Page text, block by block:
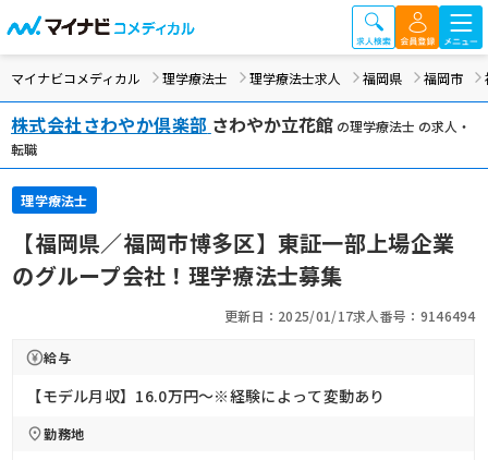
マイナビコメディカル 理学療法士 理学療法士求人 福岡県 福岡市
株式会社さわやか倶楽部 さわやか立花館の理学療法士 の求人・
転職
理学療法士
【福岡県／福岡市博多区】東証一部上場企業
のグループ会社！理学療法士募集
更新日：2025/01/17求人番号：9146494
給与
【モデル月収】16.0万円〜※経験によって変動あり
勤務地